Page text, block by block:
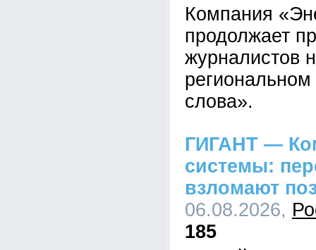
Компания
продолжает
журналистов
слова».
ГИГАНТ —
системы:
взломают
06.08.2026,
185